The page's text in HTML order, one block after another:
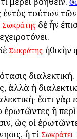
τούτων
Σωκράτης δὲ ἦν
Σωκράτης ἠθικὴν
ἀλλὰ ἡ
ἔστι γὰρ
ἐρωτῶντες ἢ περὶ
ὡς οἱ
ἢ τί Σωκράτει